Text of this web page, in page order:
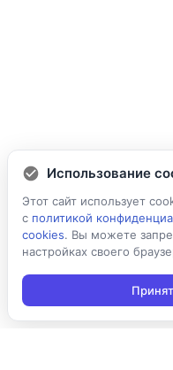
Использование
Этот сайт использует
с политикой
cookies. Вы можете
настройках своего